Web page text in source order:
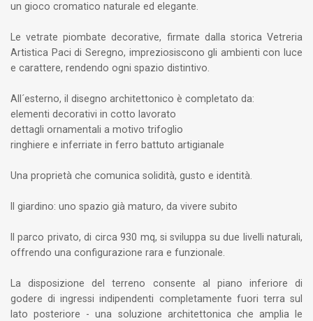
un gioco cromatico naturale ed elegante.
Le vetrate piombate decorative, firmate dalla storica Vetreria
Artistica Paci di Seregno, impreziosiscono gli ambienti con luce
e carattere, rendendo ogni spazio distintivo.
All´esterno, il disegno architettonico è completato da:
elementi decorativi in cotto lavorato
dettagli ornamentali a motivo trifoglio
ringhiere e inferriate in ferro battuto artigianale
Una proprietà che comunica solidità, gusto e identità.
Il giardino: uno spazio già maturo, da vivere subito
Il parco privato, di circa 930 mq, si sviluppa su due livelli naturali,
offrendo una configurazione rara e funzionale.
La disposizione del terreno consente al piano inferiore di
godere di ingressi indipendenti completamente fuori terra sul
lato posteriore - una soluzione architettonica che amplia le